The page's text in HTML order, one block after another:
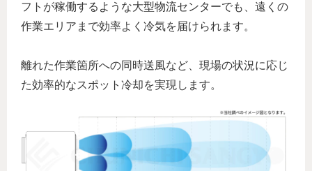
フトが稼働するような大型物流センターでも、遠くの
作業エリアまで効率よく冷気を届けられます。
離れた作業箇所への同時送風など、現場の状況に応じ
た効率的なスポット冷却を実現します。